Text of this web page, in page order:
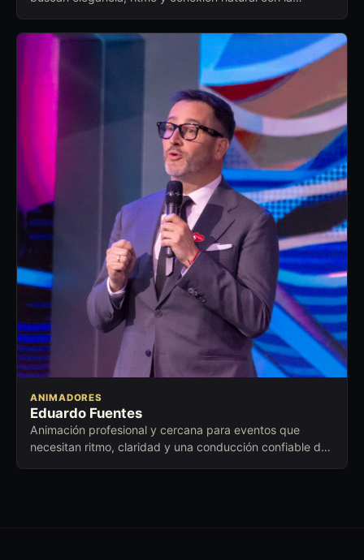
ANIMADORES
Eduardo Fuentes
Animación profesional y cercana para eventos que
necesitan ritmo, claridad y una conducción confiable de